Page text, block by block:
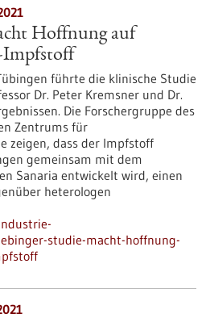
Hoffnung auf
Impfstoff
führte die klinische Studie
Dr. Peter Kremsner und Dr.
Die Forschergruppe des
Zentrums für
zeigen, dass der Impfstoff
gemeinsam mit dem
Sanaria entwickelt wird, einen
heterologen
studie-macht-hoffnung-